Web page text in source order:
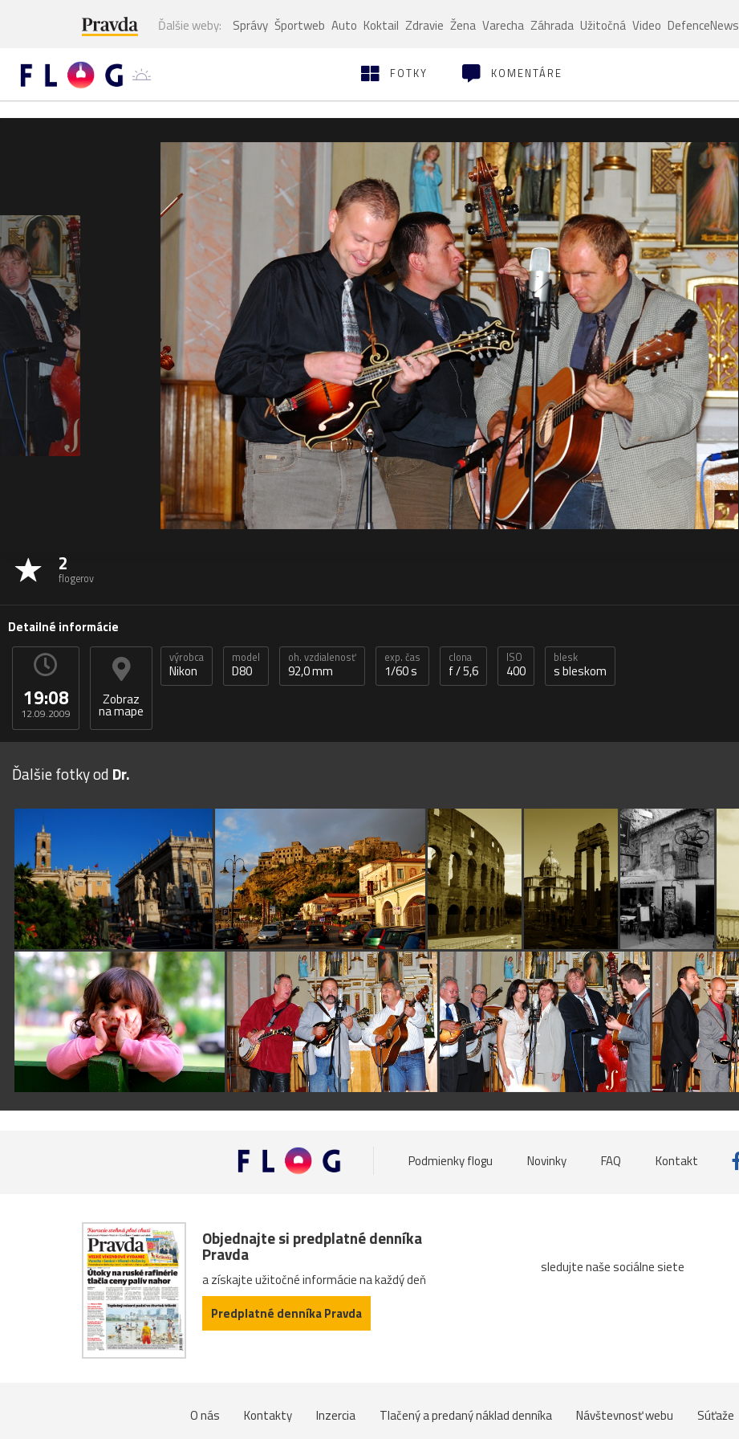
Ďalšie weby: Správy Športweb Auto Koktail Zdravie Žena Varecha Záhrada Užitočná Video DefenceNews
FOTKY KOMENTÁRE
2
flogerov
Detailné informácie
19:08
12.09.2009
Zobraz
na mape
výrobca
Nikon
model
D80
oh. vzdialenosť
92,0 mm
exp. čas
1/60 s
clona
f / 5,6
ISO
400
blesk
s bleskom
Ďalšie fotky od Dr.
Podmienky flogu Novinky FAQ Kontakt
Objednajte si predplatné denníka
Pravda
a získajte užitočné informácie na každý deň
Predplatné denníka Pravda
sledujte naše sociálne siete
O nás Kontakty Inzercia Tlačený a predaný náklad denníka Návštevnosť webu Súťaže